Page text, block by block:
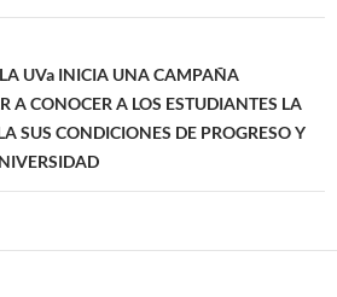
UVa INICIA UNA CAMPAÑA
A CONOCER A LOS ESTUDIANTES LA
SUS CONDICIONES DE PROGRESO Y